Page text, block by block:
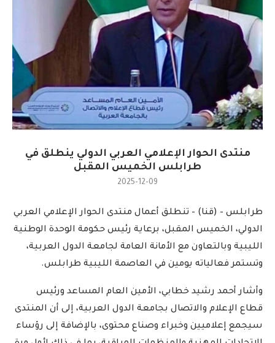
منتدى الحوار الإعلامي العربي الدولي ينطلق في
طرابلس الخميس المقبل
2025-12-09
طرابلس – (قنا) – تنطلق أعمال منتدى الحوار الإعلامي العربي
الدولي، الخميس المقبل، برعاية رئيس حكومة الوحدة الوطنية
الليبية وبالتعاون مع الأمانة العامة لجامعة الدول العربية،
وتستمر فعالياته يومين في العاصمة الليبية طرابلس.
وأشار أحمد رشيد خطابي، الأمين العام المساعد ورئيس
قطاع الإعلام والاتصال بجامعة الدول العربية، إلى أن المنتدى
سيجمع إعلاميين وخبراء وصناع محتوى، بالإضافة إلى رؤساء